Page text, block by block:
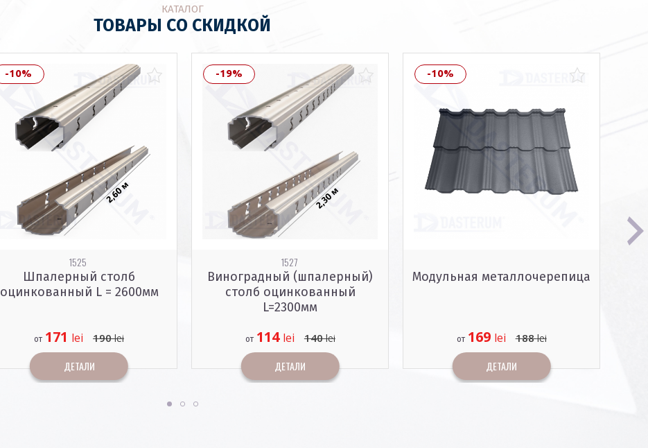
КАТАЛОГ
ТОВАРЫ СО СКИДКОЙ
-10%
1525
Шпалерный столб
оцинкованный L = 2600мм
от 171 lei 190lei
ДЕТАЛИ
-19%
1527
Виноградный (шпалерный)
столб оцинкованный
L=2300мм
от 114lei 140lei
ДЕТАЛИ
-10%
Модульная металлочерепица
от 169lei 188lei
ДЕТАЛИ